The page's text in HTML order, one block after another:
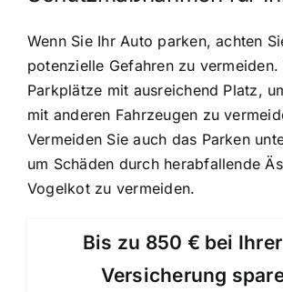
Wenn Sie Ihr Auto parken, achten
potenzielle Gefahren zu vermeiden.
Parkplätze mit ausreichend Platz,
mit anderen Fahrzeugen zu
Vermeiden Sie auch das Parken
um Schäden durch herabfallende
Vogelkot zu vermeiden.
Bis zu 850 € bei
Versicherung